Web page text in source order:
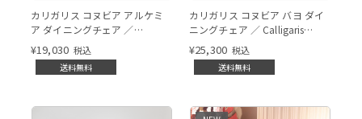
カリガリス コヌビア アルケミ
ア ダイニングチェア ／
Calligaris connubia Alchemia
Dining chair[CB1056] P94
¥19,030 税込
送料無料
カリガリス コヌビア バヨ ダイ
ニングチェア ／ Calligaris
BAYO Dining chair[CB2119]
P8L
¥25,300 税込
送料無料